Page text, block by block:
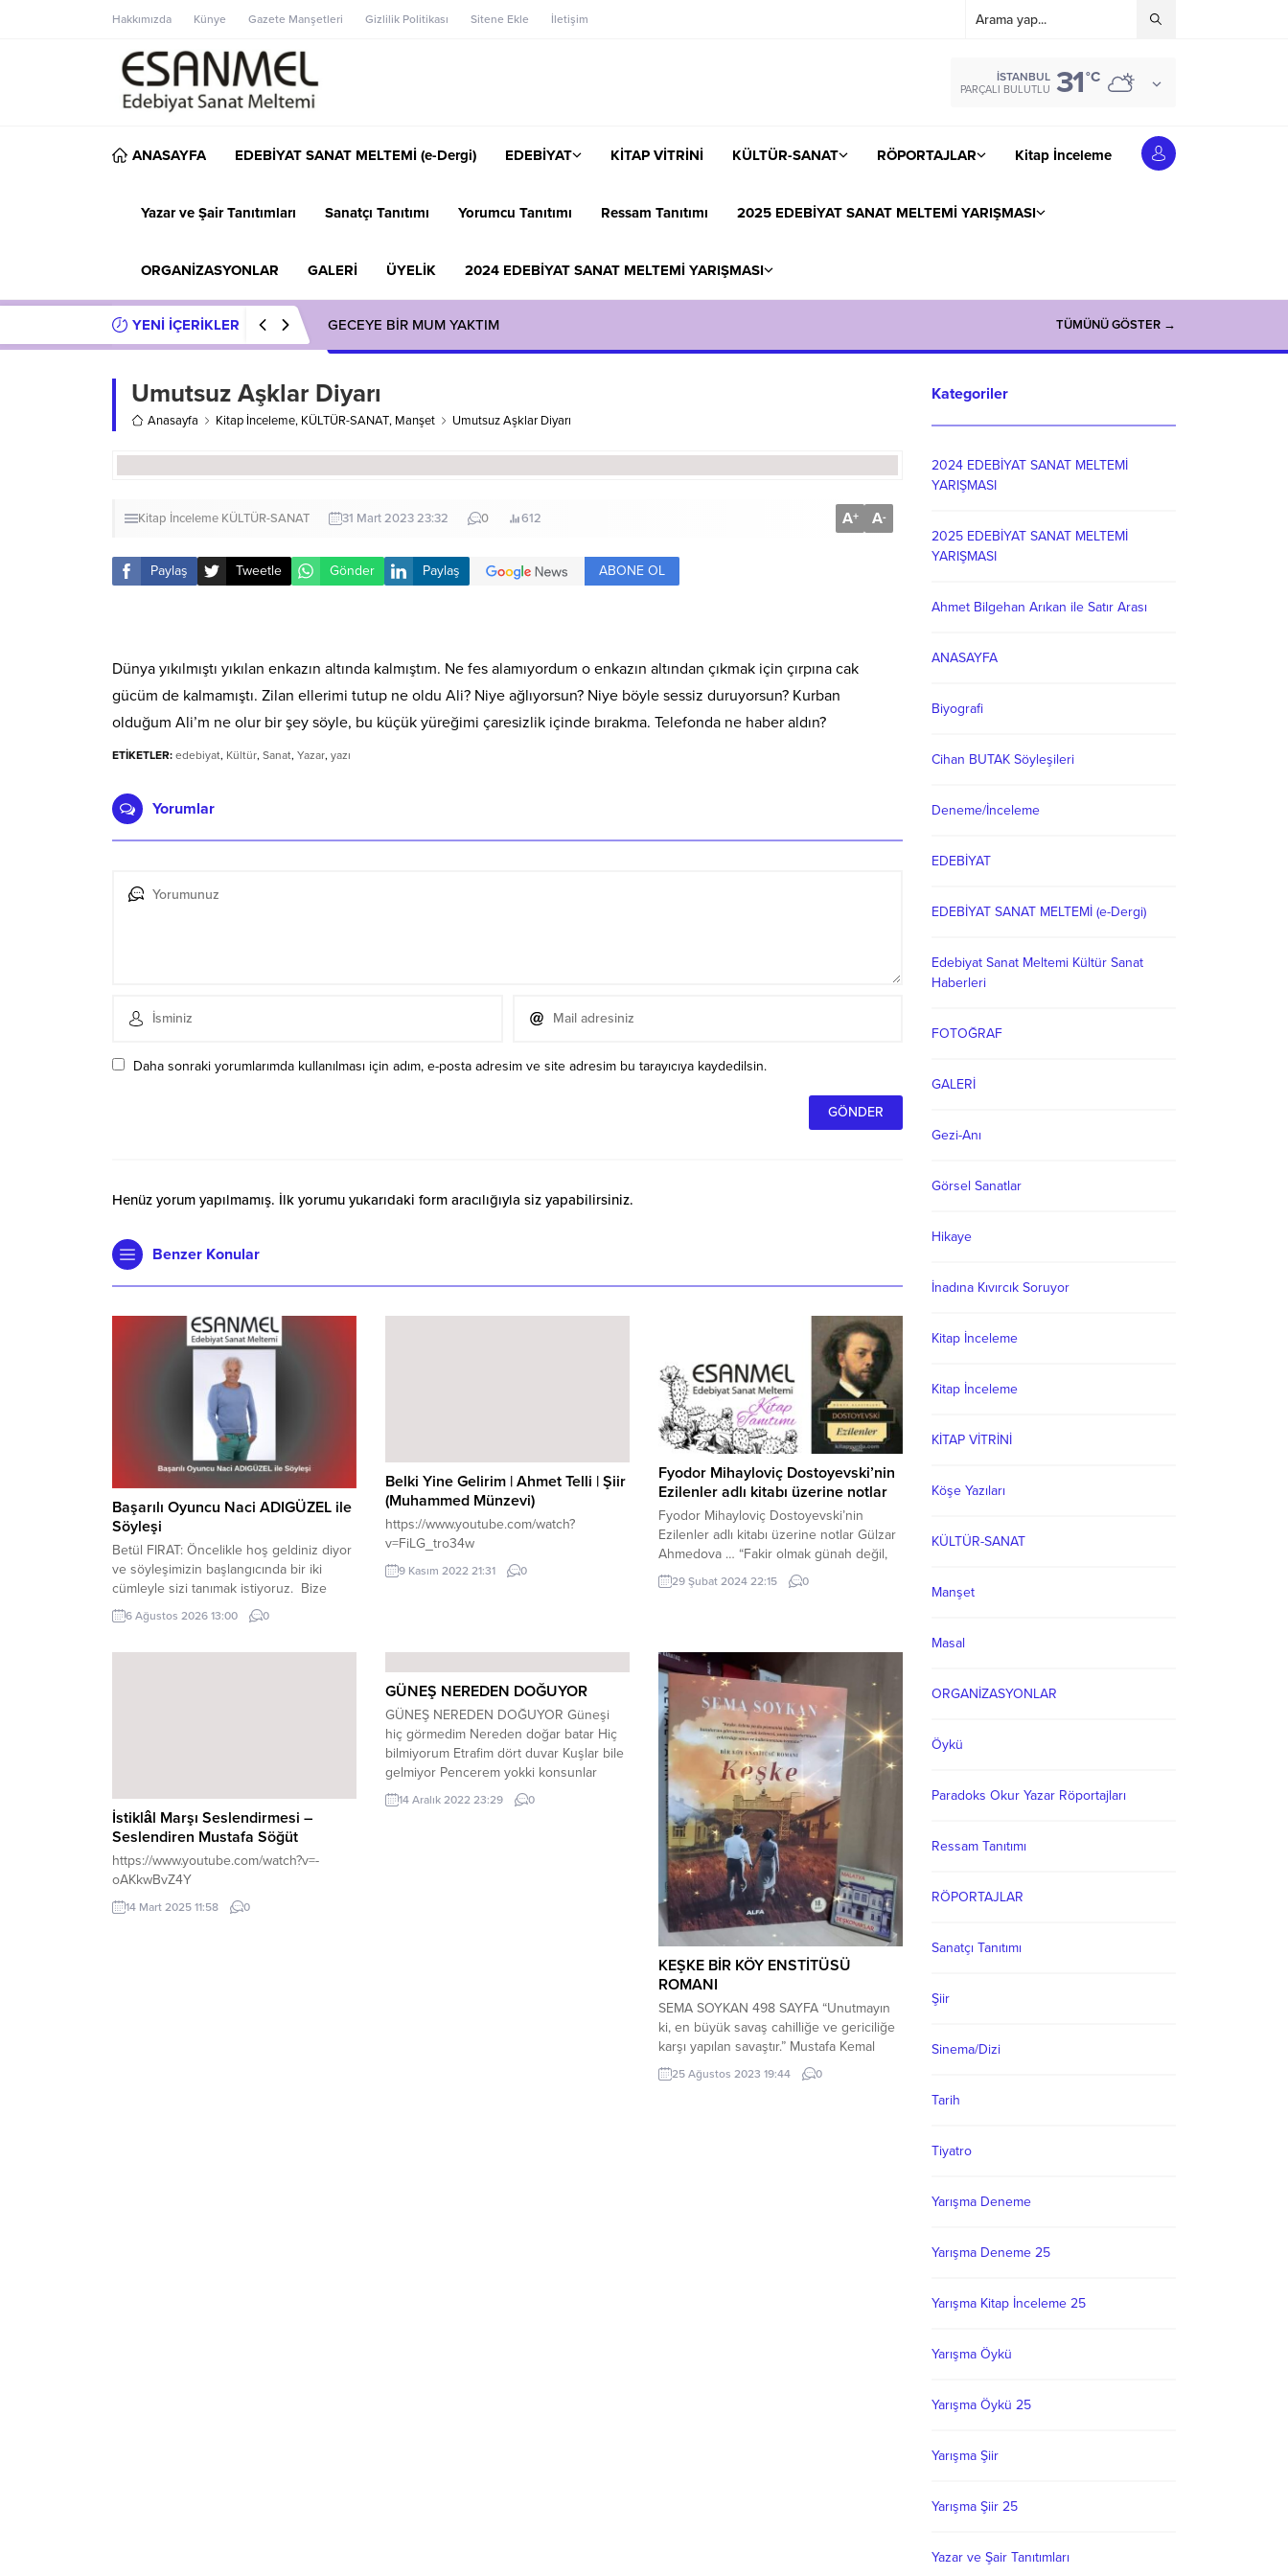
Hakkımızda Künye Gazete Manşetleri Gizlilik Politikası Sitene Ekle İletişim
İSTANBUL
PARÇALI BULUTLU 31°C
ANASAYFA EDEBİYAT SANAT MELTEMİ (e-Dergi) EDEBİYAT KİTAP VİTRİNİ KÜLTÜR-SANAT RÖPORTAJLAR Kitap İnceleme
Yazar ve Şair Tanıtımları Sanatçı Tanıtımı Yorumcu Tanıtımı Ressam Tanıtımı 2025 EDEBİYAT SANAT MELTEMİ YARIŞMASI
ORGANİZASYONLAR GALERİ ÜYELİK 2024 EDEBİYAT SANAT MELTEMİ YARIŞMASI
YENİ İÇERİKLER GECEYE BİR MUM YAKTIM TÜMÜNÜ GÖSTER →
Umutsuz Aşklar Diyarı
Anasayfa Kitap İnceleme, KÜLTÜR-SANAT, Manşet Umutsuz Aşklar Diyarı
Kitap İnceleme KÜLTÜR-SANAT 31 Mart 2023 23:32 0 612 A+ A-
Paylaş Tweetle Gönder Paylaş ABONE OL
Dünya yıkılmıştı yıkılan enkazın altında kalmıştım. Ne fes alamıyordum o enkazın altından çıkmak için çırpına cak
gücüm de kalmamıştı. Zilan ellerimi tutup ne oldu Ali? Niye ağlıyorsun? Niye böyle sessiz duruyorsun? Kurban
olduğum Ali’m ne olur bir şey söyle, bu küçük yüreğimi çaresizlik içinde bırakma. Telefonda ne haber aldın?
ETİKETLER: edebiyat, Kültür, Sanat, Yazar, yazı
Yorumlar
Daha sonraki yorumlarımda kullanılması için adım, e-posta adresim ve site adresim bu tarayıcıya kaydedilsin.
Henüz yorum yapılmamış. İlk yorumu yukarıdaki form aracılığıyla siz yapabilirsiniz.
Benzer Konular
Başarılı Oyuncu Naci ADIGÜZEL ile
Söyleşi
Betül FIRAT: Öncelikle hoş geldiniz diyor
ve söyleşimizin başlangıcında bir iki
cümleyle sizi tanımak istiyoruz. Bize
kısaca kendinizi tanıtır mısınız? Naci
ADIGÜZEL: Adım Naci Adıgüzel. Ankara
6 Ağustos 2026 13:00 0
Belki Yine Gelirim | Ahmet Telli | Şiir
(Muhammed Münzevi)
https://www.youtube.com/watch?
v=FiLG_tro34w
9 Kasım 2022 21:31 0
Fyodor Mihayloviç Dostoyevski’nin
Ezilenler adlı kitabı üzerine notlar
Fyodor Mihayloviç Dostoyevski’nin
Ezilenler adlı kitabı üzerine notlar Gülzar
Ahmedova … “Fakir olmak günah değil,
zengin olup başkasını ezmek günah.”
“Kaderin baskısı altında ezilen daha
“Belki en büyük kahramanlık, insanın
hayatta ikincilikle yetinmesidir.” ” İyi
insanlar karşılık beklemeden yardıma
koşarlar.”...
29 Şubat 2024 22:15 0
İstiklâl Marşı Seslendirmesi –
Seslendiren Mustafa Söğüt
https://www.youtube.com/watch?v=-
oAKkwBvZ4Y
14 Mart 2025 11:58 0
GÜNEŞ NEREDEN DOĞUYOR
GÜNEŞ NEREDEN DOĞUYOR Güneşi
hiç görmedim Nereden doğar batar Hiç
bilmiyorum Etrafim dört duvar Kuşlar bile
gelmiyor Pencerem yokki konsunlar
Yağmurun yağdığını görmüyorum Dışarı
volta avlusuna çıktığımda Yerlerin
14 Aralık 2022 23:29 0
KEŞKE BİR KÖY ENSTİTÜSÜ
ROMANI
SEMA SOYKAN 498 SAYFA “Unutmayın
ki, en büyük savaş cahilliğe ve gericiliğe
karşı yapılan savaştır.” Mustafa Kemal
ATATÜRK “İşte, köyden on yumurtayla
çıkan çocuğun öğretmen, subay,
25 Ağustos 2023 19:44 0
Kategoriler
2024 EDEBİYAT SANAT MELTEMİ
YARIŞMASI
2025 EDEBİYAT SANAT MELTEMİ
YARIŞMASI
Ahmet Bilgehan Arıkan ile Satır Arası
ANASAYFA
Biyografi
Cihan BUTAK Söyleşileri
Deneme/İnceleme
EDEBİYAT
EDEBİYAT SANAT MELTEMİ (e-Dergi)
Edebiyat Sanat Meltemi Kültür Sanat
Haberleri
FOTOĞRAF
GALERİ
Gezi-Anı
Görsel Sanatlar
Hikaye
İnadına Kıvırcık Soruyor
Kitap İnceleme
Kitap İnceleme
KİTAP VİTRİNİ
Köşe Yazıları
KÜLTÜR-SANAT
Manşet
Masal
ORGANİZASYONLAR
Öykü
Paradoks Okur Yazar Röportajları
Ressam Tanıtımı
RÖPORTAJLAR
Sanatçı Tanıtımı
Şiir
Sinema/Dizi
Tarih
Tiyatro
Yarışma Deneme
Yarışma Deneme 25
Yarışma Kitap İnceleme 25
Yarışma Öykü
Yarışma Öykü 25
Yarışma Şiir
Yarışma Şiir 25
Yazar ve Şair Tanıtımları